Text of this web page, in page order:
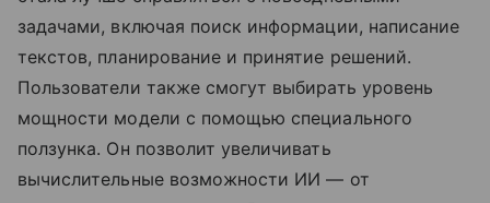
задачами, включая поиск информации, написание
текстов, планирование и принятие решений.
Пользователи также смогут выбирать уровень
мощности модели с помощью специального
ползунка. Он позволит увеличивать
вычислительные возможности ИИ — от